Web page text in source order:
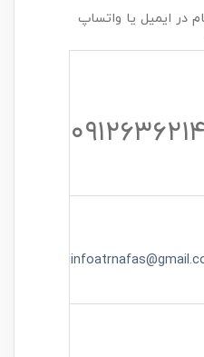
در ایمیل یا واتساپ